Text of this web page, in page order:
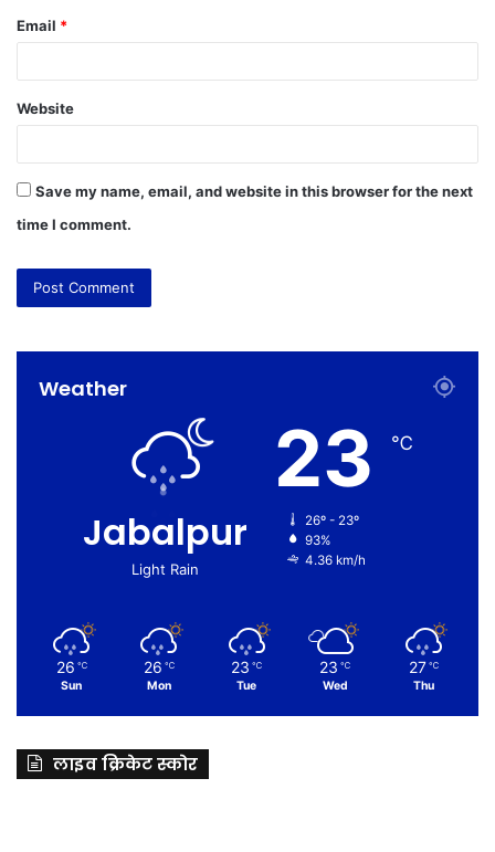
Email *
Website
Save my name, email, and website in this browser for the next
time I comment.
Weather
Jabalpur
Light Rain
23 ℃
26º - 23º
93%
4.36 km/h
26 ℃
Sun
26 ℃
Mon
23 ℃
Tue
23 ℃
Wed
27 ℃
Thu
लाइव क्रिकेट स्कोर